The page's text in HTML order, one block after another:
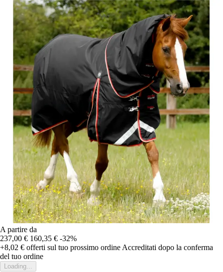
A partire da
237,00 € 160,35 € -32%
+8,02 € offerti sul tuo prossimo ordine Accreditati dopo la conferma
del tuo ordine
Loading...